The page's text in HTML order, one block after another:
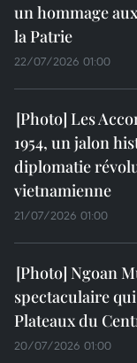
un hommage
la Patrie
22/07/2026 01:00
Les
1954, un jalon
diplomatie
vietnamienne
21/07/2026 01:00
Ngoan
spectaculaire
Plateaux du
20/07/2026 01:00